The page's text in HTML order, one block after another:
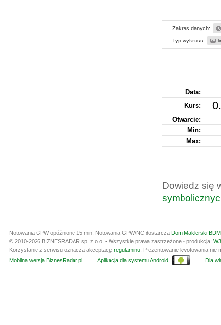
Zakres danych:
Typ wykresu:
Data:
Kurs:
Otwarcie:
Min:
Max:
Dowiedz się
Notowania GPW opóźnione 15 min. Notowania GPW/NC dostarcza Dom Maklerski
© 2010-2026 BIZNESRADAR sp. z o.o. • Wszystkie prawa zastrzeżone • produkcja:
Korzystanie z serwisu oznacza akceptację regulaminu . Prezentowanie kwotowania
Mobilna wersja BiznesRadar.pl
Aplikacja dla systemu Android Dla